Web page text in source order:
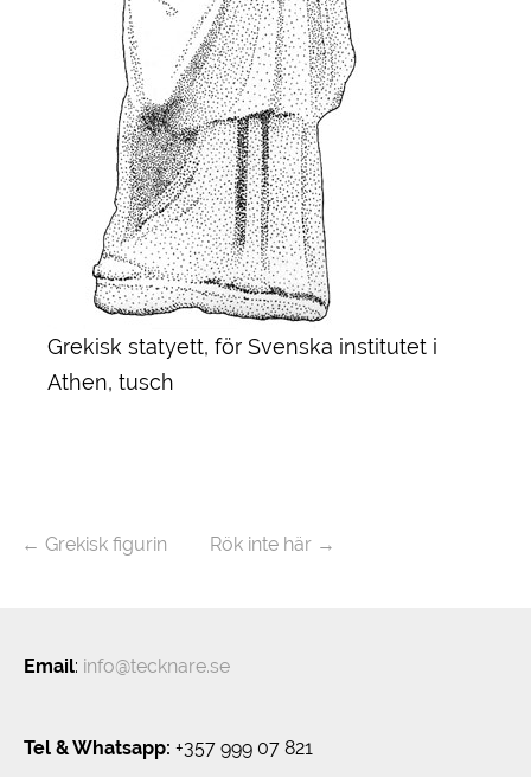
Grekisk statyett, för Svenska institutet i
Athen, tusch
← Grekisk figurin Rök inte här→
Email: info@tecknare.se
Tel & Whatsapp: +357 999 07 821